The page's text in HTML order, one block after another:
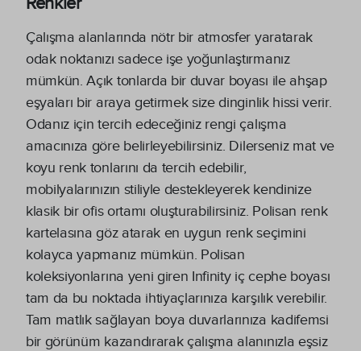
Çalışma alanlarında nötr bir atmosfer yaratarak
odak noktanızı sadece işe yoğunlaştırmanız
mümkün. Açık tonlarda bir duvar boyası ile ahşap
eşyaları bir araya getirmek size dinginlik hissi verir.
Odanız için tercih edeceğiniz rengi çalışma
amacınıza göre belirleyebilirsiniz. Dilerseniz mat ve
koyu renk tonlarını da tercih edebilir,
mobilyalarınızın stiliyle destekleyerek kendinize
klasik bir ofis ortamı oluşturabilirsiniz. Polisan renk
kartelasına göz atarak en uygun renk seçimini
kolayca yapmanız mümkün. Polisan
koleksiyonlarına yeni giren Infinity iç cephe boyası
tam da bu noktada ihtiyaçlarınıza karşılık verebilir.
Tam matlık sağlayan boya duvarlarınıza kadifemsi
bir görünüm kazandırarak çalışma alanınızla eşsiz